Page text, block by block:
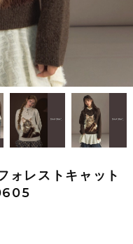
ォレストキャット